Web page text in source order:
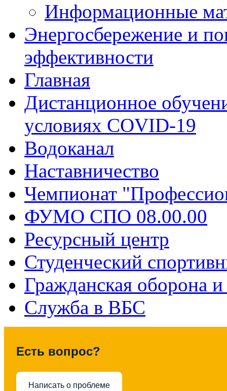
Информационные
Энергосбережение и
эффективности
Главная
Дистанционное
условиях COVID-19
Водоканал
Наставничество
Чемпионат
ФУМО СПО 08.00.00
Ресурсный центр
Студенческий
Гражданская оборона
Служба в ВБС
Есть вопрос?
Написать о проблеме